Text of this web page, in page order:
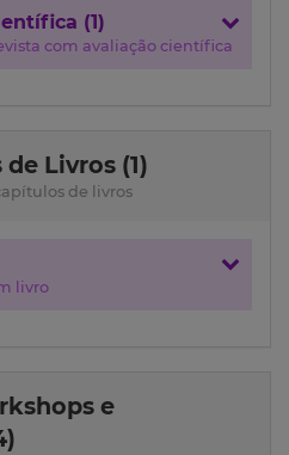
(1)
com avaliação científica
Livros (1)
de livros
livro
e